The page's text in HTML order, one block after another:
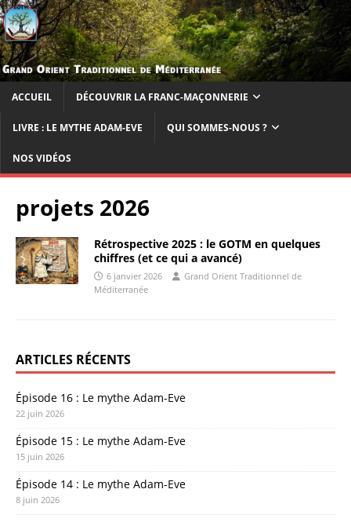
ACCUEIL DÉCOUVRIR LA FRANC-MAÇONNERIE
LIVRE : LE MYTHE ADAM-EVE QUI SOMMES-NOUS ?
NOS VIDÉOS
projets 2026
Rétrospective 2025 : le GOTM en quelques
chiffres (et ce qui a avancé)
6 janvier 2026
Grand Orient Traditionnel de
Méditerranée
ARTICLES RÉCENTS
Épisode 16 : Le mythe Adam-Eve
22 juin 2026
Épisode 15 : Le mythe Adam-Eve
15 juin 2026
Épisode 14 : Le mythe Adam-Eve
8 juin 2026